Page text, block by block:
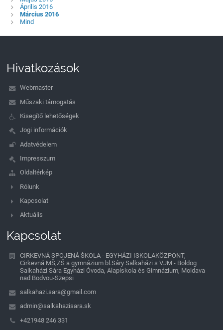
Április 2016
Március 2016
Mind
Hivatkozások
Webmaster
Műszaki támogatás
Kisegítő lehetőségek
Jogi információk
Adatvédelem
Impresszum
Oldaltérkép
Rólunk
Kapcsolat
Aktuális
Kapcsolat
CIRKEVNÁ SPOJENÁ ŠKOLA - EGYHÁZI ISKOLAKÖZPONT,
Cirkevná MŠ,ZŠ a gymnázium bl.Sáry Salkaházi s VJM - Boldog
Salkaházi Sára Egyházi Óvoda, Alapiskola és Gimnázium, Moldava
nad Bodvou-Szepsi
salkahazi.sara@gmail.com
admin@salkahazisara.sk
+421948 246 331